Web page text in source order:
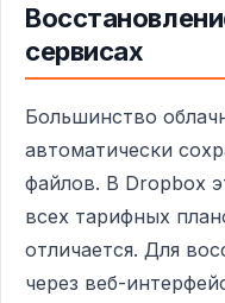
сервисах
Большинство
автоматически
файлов. В Dropbox
всех тарифных
отличается. Для
через веб-